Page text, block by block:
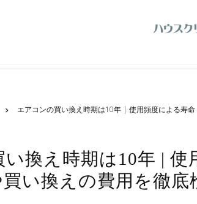
エアコンの買い換え時期は10年 | 使用頻度による寿
換え時期は10年 | 使
い換えの費用を徹底